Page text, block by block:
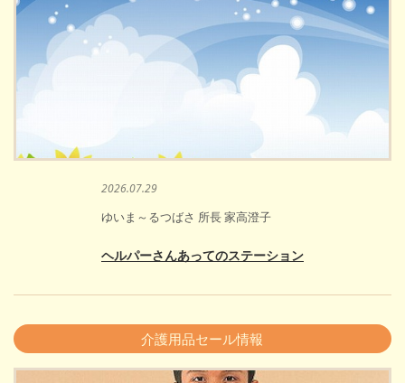
2026.07.29
ゆいま～るつばさ 所長 家高澄子
ヘルパーさんあってのステーション
介護用品セール情報